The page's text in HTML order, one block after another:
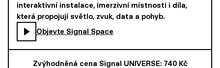
interaktivní instalace, imerzivní místnosti i díla,
která propojují světlo, zvuk, data a pohyb.
Objevte Signal Space
Zvýhodněná cena Signal UNIVERSE: 740 Kč